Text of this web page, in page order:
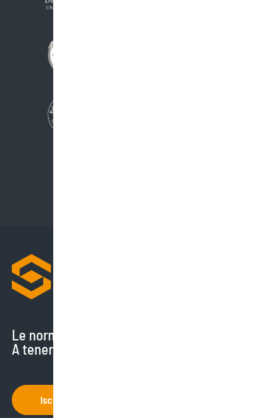
Le normative cambiano di continuo.
A tenerti aggiornato ci pensiamo noi.
Iscriviti